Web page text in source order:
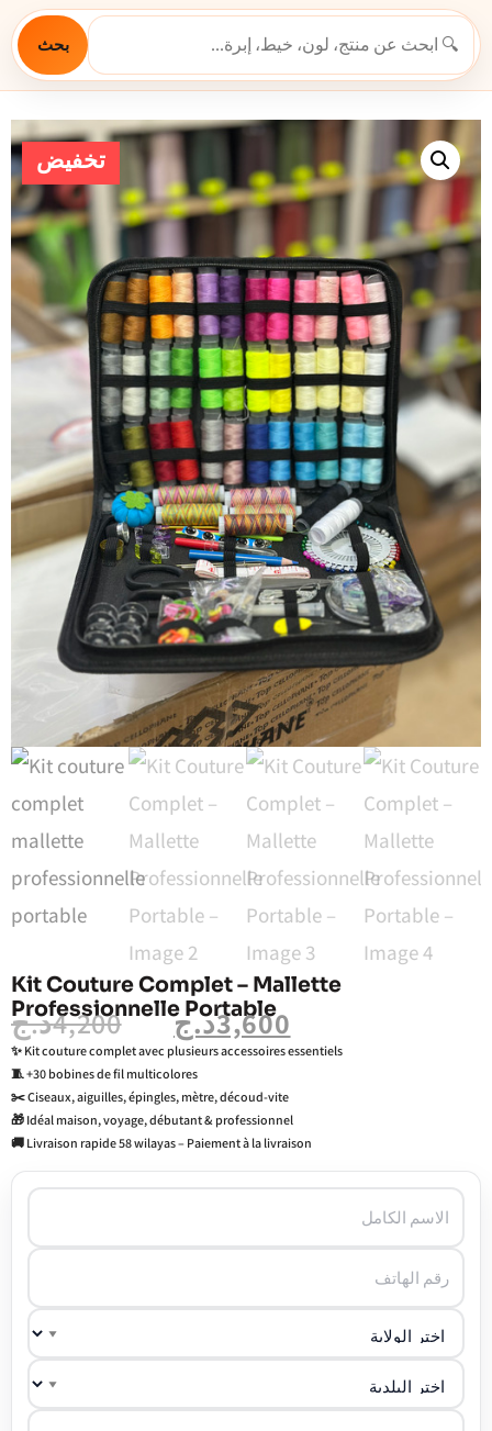
بحث
تخفيض
Kit Couture Complet – Mallette
Professionnelle Portable
4,200د.ج 3,600د.ج
✨ Kit couture complet avec plusieurs accessoires essentiels
🧵 +30 bobines de fil multicolores
✂️ Ciseaux, aiguilles, épingles, mètre, découd-vite
🎁 Idéal maison, voyage, débutant & professionnel
🚚 Livraison rapide 58 wilayas – Paiement à la livraison